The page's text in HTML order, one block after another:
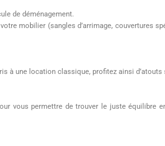
de déménagement.
mobilier (sangles d’arrimage, couvertures
à une location classique, profitez ainsi d’atouts
vous permettre de trouver le juste équilibre